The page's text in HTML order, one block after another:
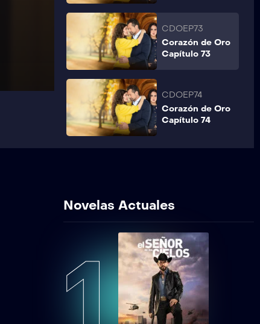
CDOEP73
Corazón de Oro
Capítulo 73
CDOEP74
Corazón de Oro
Capítulo 74
Novelas Actuales
1